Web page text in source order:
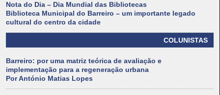
Nota do Dia – Dia Mundial das Bibliotecas
Biblioteca Municipal do Barreiro – um importante legado
cultural do centro da cidade
COLUNISTAS
Barreiro: por uma matriz teórica de avaliação e
implementação para a regeneração urbana
Por António Matias Lopes